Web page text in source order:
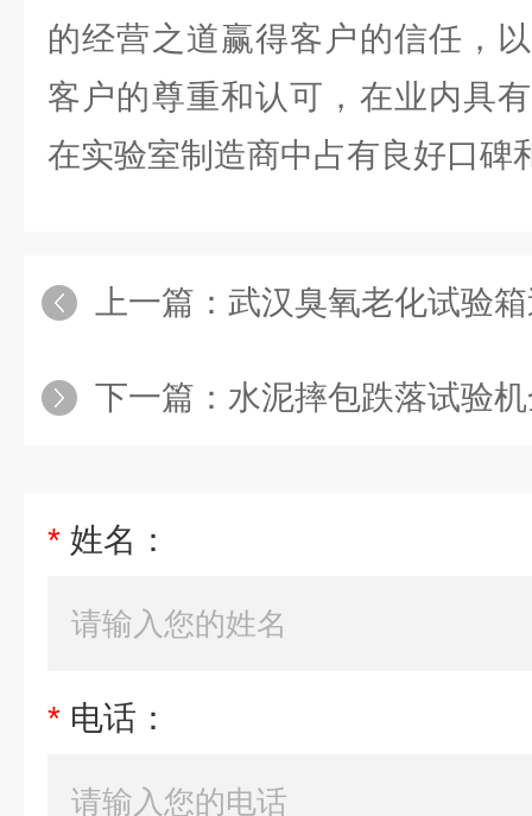
的经营之道赢得客户的信任，
客户的尊重和认可，在业内具
在实验室制造商中占有良好口碑
上一篇： 武汉臭氧老化试验
下一篇： 水泥摔包跌落试验
* 姓名：
* 电话：